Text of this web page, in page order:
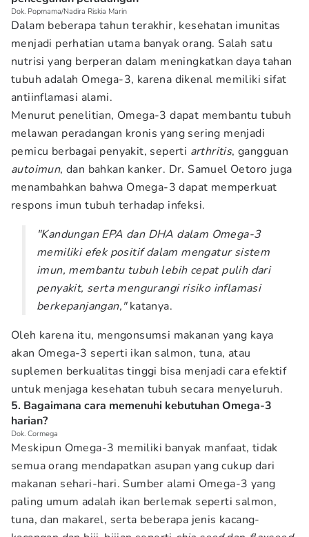
Dok. Popmama/Nadira Riskia Marin
Dalam beberapa tahun terakhir, kesehatan imunitas
menjadi perhatian utama banyak orang. Salah satu
nutrisi yang berperan dalam meningkatkan daya tahan
tubuh adalah Omega-3, karena dikenal memiliki sifat
antiinflamasi alami.
Menurut penelitian, Omega-3 dapat membantu tubuh
melawan peradangan kronis yang sering menjadi
pemicu berbagai penyakit, seperti arthritis, gangguan
autoimun, dan bahkan kanker. Dr. Samuel Oetoro juga
menambahkan bahwa Omega-3 dapat memperkuat
respons imun tubuh terhadap infeksi.
"Kandungan EPA dan DHA dalam Omega-3
memiliki efek positif dalam mengatur sistem
imun, membantu tubuh lebih cepat pulih dari
penyakit, serta mengurangi risiko inflamasi
berkepanjangan,"katanya.
Oleh karena itu, mengonsumsi makanan yang kaya
akan Omega-3 seperti ikan salmon, tuna, atau
suplemen berkualitas tinggi bisa menjadi cara efektif
untuk menjaga kesehatan tubuh secara menyeluruh.
5. Bagaimana cara memenuhi kebutuhan Omega-3
harian?
Dok. Cormega
Meskipun Omega-3 memiliki banyak manfaat, tidak
semua orang mendapatkan asupan yang cukup dari
makanan sehari-hari. Sumber alami Omega-3 yang
paling umum adalah ikan berlemak seperti salmon,
tuna, dan makarel, serta beberapa jenis kacang-